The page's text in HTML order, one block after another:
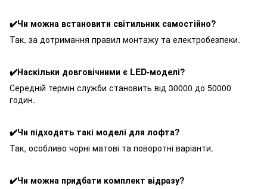
✔️Чи можна встановити світильник самостійно?
Так, за дотримання правил монтажу та електробезпеки.
✔️Наскільки довговічними є LED-моделі?
Середній термін служби становить від 30000 до 50000
годин.
✔️Чи підходять такі моделі для лофта?
Так, особливо чорні матові та поворотні варіанти.
✔️Чи можна придбати комплект відразу?